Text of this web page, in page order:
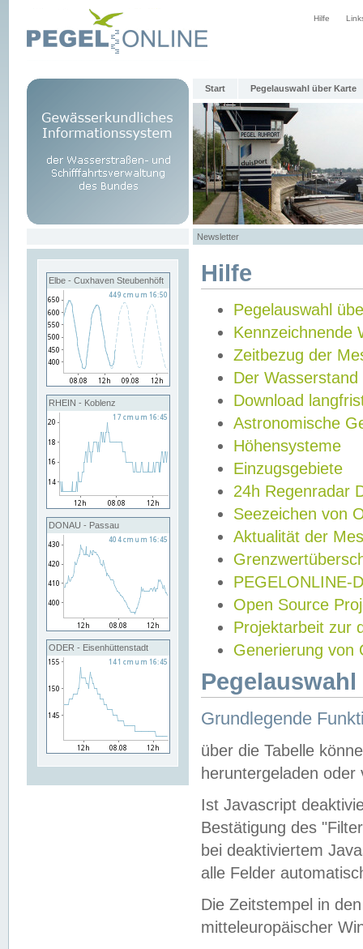
Hilfe
Start Pegelauswahl über Karte
Newsletter
Elbe - Cuxhaven Steubenhöft
RHEIN - Koblenz
DONAU - Passau
ODER - Eisenhüttenstadt
Hilfe
Pegelauswahl
Kennzeichnende
Zeitbezug der
Der Wasserstand
Download
Astronomische
Höhensysteme
Einzugsgebiete
24h Regenradar
Seezeichen von
Aktualität der
PEGELONLINE-
Open Source
Projektarbeit zur
Generierung von
Grundlegende
über die Tabelle
heruntergeladen oder
Ist Javascript
Bestätigung des
bei deaktiviertem
alle Felder
Die Zeitstempel in
mitteleuropäischer